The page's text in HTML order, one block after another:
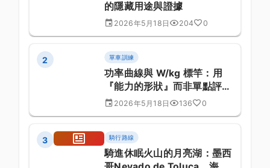
的隱藏用途與證據
2026年5月18日 204 0
2 單車訓練
功率曲線與 W/kg 標竿：用
『能力的形狀』而非單點評估
車手2026年5月18日 136 0
3 騎行路線
騎進休眠火山的月亮湖：墨西